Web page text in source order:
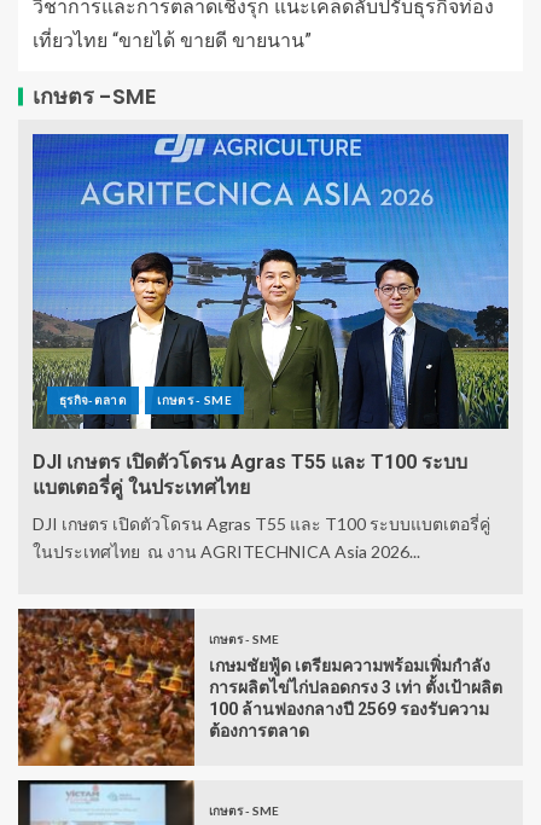
วิชาการและการตลาดเชิงรุก แนะเคล็ดลับปรับธุรกิจท่อง
เที่ยวไทย “ขายได้ ขายดี ขายนาน”
เกษตร -SME
ธุรกิจ-ตลาด เกษตร - SME
DJI เกษตร เปิดตัวโดรน Agras T55 และ T100 ระบบ
แบตเตอรี่คู่ ในประเทศไทย
DJI เกษตร เปิดตัวโดรน Agras T55 และ T100 ระบบแบตเตอรี่คู่
ในประเทศไทย ณ งาน AGRITECHNICA Asia 2026...
เกษตร - SME
เกษมชัยฟู้ด เตรียมความพร้อมเพิ่มกำลัง
การผลิตไข่ไก่ปลอดกรง 3 เท่า ตั้งเป้าผลิต
100 ล้านฟองกลางปี 2569 รองรับความ
ต้องการตลาด
เกษตร - SME